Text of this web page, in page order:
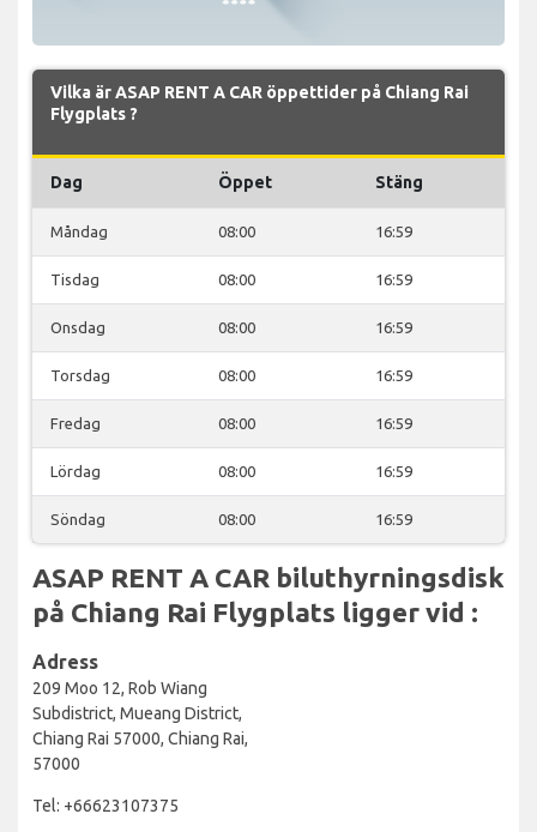
Vilka är ASAP RENT A CAR öppettider på Chiang Rai
Flygplats ?
Dag Öppet Stäng
Måndag 08:00 16:59
Tisdag 08:00 16:59
Onsdag 08:00 16:59
Torsdag 08:00 16:59
Fredag 08:00 16:59
Lördag 08:00 16:59
Söndag 08:00 16:59
ASAP RENT A CAR biluthyrningsdisk
på Chiang Rai Flygplats ligger vid :
Adress
209 Moo 12, Rob Wiang
Subdistrict, Mueang District,
Chiang Rai 57000, Chiang Rai,
57000
Tel: +66623107375